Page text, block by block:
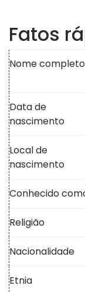
Fatos
Nome completo
Data de
nascimento
Local de
nascimento
Conhecido
Religião
Nacionalidade
Etnia